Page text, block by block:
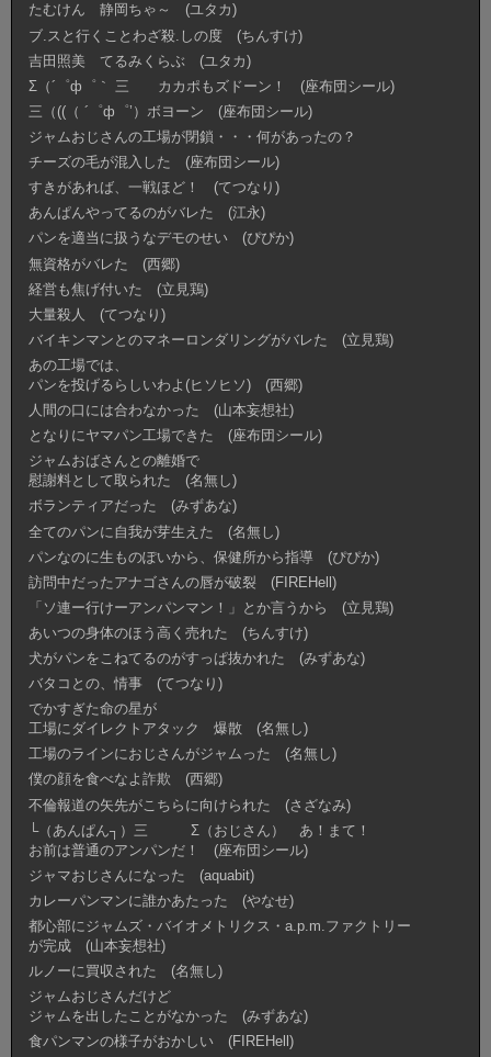
たむけん 静岡ちゃ～ (ユタカ)
ブ.スと行くことわざ殺.しの度 (ちんすけ)
吉田照美 てるみくらぶ (ユタカ)
Σ（´゜ф゜｀ 三 カカポもズドーン！ (座布団シール)
三（((（ ´゜ф゜’）ボヨーン (座布団シール)
ジャムおじさんの工場が閉鎖・・・何があったの？
チーズの毛が混入した (座布団シール)
すきがあれば、一戦ほど！ (てつなり)
あんぱんやってるのがバレた (江永)
パンを適当に扱うなデモのせい (ぴぴか)
無資格がバレた (西郷)
経営も焦げ付いた (立見鶏)
大量殺人 (てつなり)
バイキンマンとのマネーロンダリングがバレた (立見鶏)
あの工場では、
パンを投げるらしいわよ(ヒソヒソ) (西郷)
人間の口には合わなかった (山本妄想社)
となりにヤマパン工場できた (座布団シール)
ジャムおばさんとの離婚で
慰謝料として取られた (名無し)
ボランティアだった (みずあな)
全てのパンに自我が芽生えた (名無し)
パンなのに生ものぽいから、保健所から指導 (ぴぴか)
訪問中だったアナゴさんの唇が破裂 (FIREHell)
「ソ連ー行けーアンパンマン！」とか言うから (立見鶏)
あいつの身体のほう高く売れた (ちんすけ)
犬がパンをこねてるのがすっぱ抜かれた (みずあな)
バタコとの、情事 (てつなり)
でかすぎた命の星が
工場にダイレクトアタック 爆散 (名無し)
工場のラインにおじさんがジャムった (名無し)
僕の顔を食べなよ詐欺 (西郷)
不倫報道の矢先がこちらに向けられた (さざなみ)
└（あんぱん┐）三 Σ（おじさん） あ！まて！
お前は普通のアンパンだ！ (座布団シール)
ジャマおじさんになった (aquabit)
カレーパンマンに誰かあたった (やなせ)
都心部にジャムズ・バイオメトリクス・a.p.m.ファクトリー
が完成 (山本妄想社)
ルノーに買収された (名無し)
ジャムおじさんだけど
ジャムを出したことがなかった (みずあな)
食パンマンの様子がおかしい (FIREHell)